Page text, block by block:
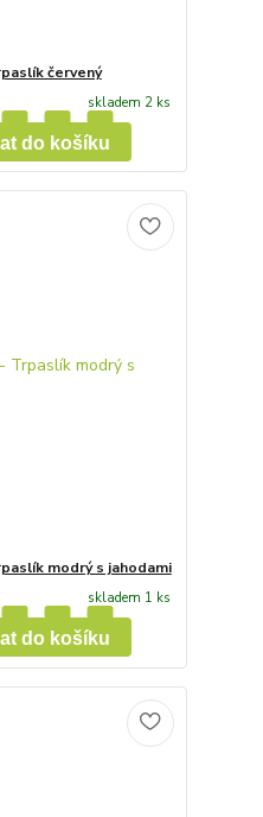
červený
skladem 2 ks
do košíku
modrý s jahodami
skladem 1 ks
do košíku